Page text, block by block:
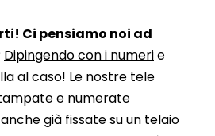
Ci pensiamo noi ad
Dipingendo con i numerie
al caso! Le nostre tele
e numerate
già fissate su un telaio